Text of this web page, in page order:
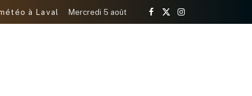
à Laval Mercredi 5 août
Facebook
X
Instagram